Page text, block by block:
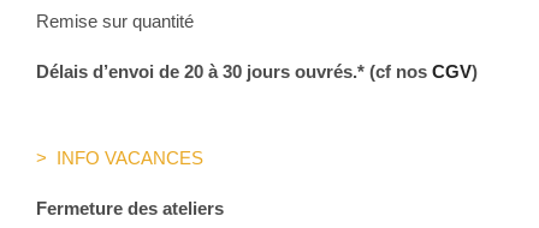
Remise sur quantité
Délais d’envoi de 20 à 30 jours ouvrés.* (cf nos CGV)
> INFO VACANCES
Fermeture des ateliers